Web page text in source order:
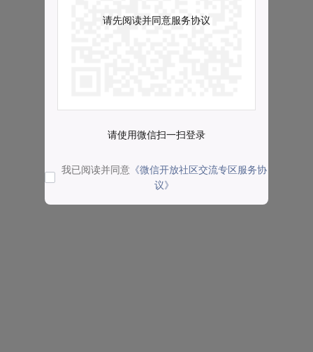
请先阅读并同意服务协议
请使用微信扫一扫登录
我已阅读并同意 《微信开放社区交流专区服务协
议》